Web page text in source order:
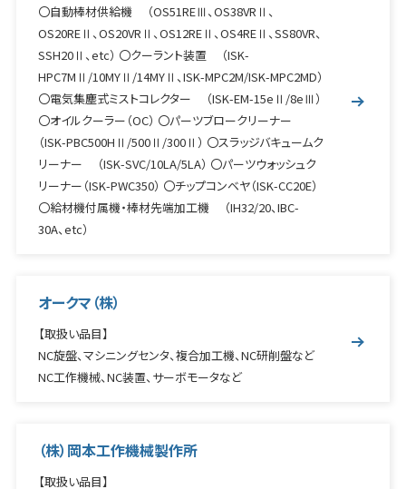
住設建材・ライフ関連
〇自動棒材供給機 （OS51REⅢ、OS38VRⅡ、
OS20REⅡ、OS20VRⅡ、OS12REⅡ、OS4REⅡ、SS80VR、
SSH20Ⅱ、etc） 〇クーラント装置 （ISK-
HPC7MⅡ/10MYⅡ/14MYⅡ、ISK-MPC2M/ISK-MPC2MD）
〇電気集塵式ミストコレクター （ISK-EM-15eⅡ/8eⅢ）
〇オイルクーラー（OC） 〇パーツブロークリーナー
（ISK-PBC500HⅡ/500Ⅱ/300Ⅱ） 〇スラッジバキュームク
リーナー （ISK-SVC/10LA/5LA） 〇パーツウォッシュク
リーナー（ISK-PWC350） 〇チップコンベヤ（ISK-CC20E）
〇給材機付属機・棒材先端加工機 （IH32/20、IBC-
30A、etc）
オークマ（株）
【取扱い品目】
NC旋盤、マシニングセンタ、複合加工機、NC研削盤など
NC工作機械、NC装置、サーボモータなど
（株）岡本工作機械製作所
【取扱い品目】